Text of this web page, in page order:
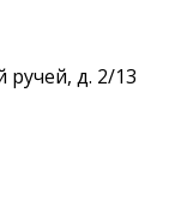
ручей, д. 2/13